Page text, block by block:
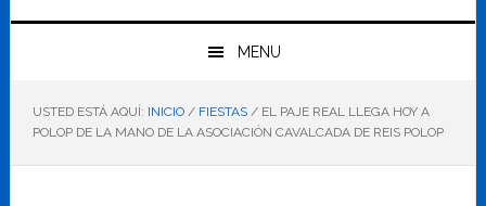
el
tamaño
letra
MENU
USTED ESTÁ AQUÍ: INICIO / FIESTAS /EL PAJE REAL LLEGA HOY A
POLOP DE LA MANO DE LA ASOCIACIÓN CAVALCADA DE REIS POLOP